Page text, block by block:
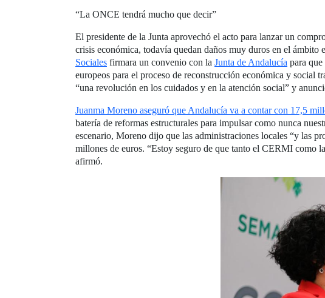
“La ONCE tendrá mucho que decir”
El presidente de la Junta aprovechó el acto para lanzar un
crisis económica, todavía quedan daños muy duros en el ámbito
Sociales firmara un convenio con la Junta de Andalucía para
europeos para el proceso de reconstrucción económica y social
“una revolución en los cuidados y en la atención social” y
Juanma Moreno aseguró que Andalucía va a contar con 17,5
batería de reformas estructurales para impulsar como nunca
escenario, Moreno dijo que las administraciones locales “y las
millones de euros. “Estoy seguro de que tanto el CERMI como
afirmó.